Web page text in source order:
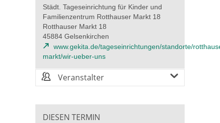
Städt. Tageseinrichtung für Kinder und
Familienzentrum Rotthauser Markt 18
Rotthauser Markt 18
45884 Gelsenkirchen
www.gekita.de/tageseinrichtungen/standorte/
markt/wir-ueber-uns
Veranstalter
DIESEN TERMIN